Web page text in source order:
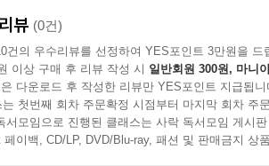
그림을 처음 시작하는 입문자보다는, 기
깊이감, 프레임과 시선 유도 등 고급 개
가 아닌, 장면을 ‘설계’하는 능력을 키워 주
나믹 장연 연출』에 수록된 내용
뷰 (0건)
건의 우수리뷰를 선정하여 YES포인트 3만원을 드
이상 구매 후 리뷰 작성 시 일반회원 300원, 마니
다운로드 후 작성한 리뷰만 YES포인트 지급됩니
는 첫번째 회차 주문확정 시점부터 마지막 회차 주
서모임으로 진행된 클래스는 사락 독서모임 게시
페이백, CD/LP, DVD/Blu-ray, 패션 및 판매금지 상